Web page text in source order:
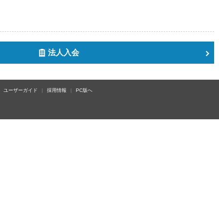
法人入会
ユーザーガイド 採用情報 PC版へ